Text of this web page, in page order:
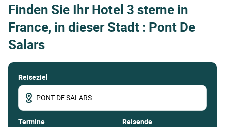
Finden Sie Ihr Hotel 3 sterne in
France, in dieser Stadt : Pont De
Salars
Reiseziel
termine Reisende